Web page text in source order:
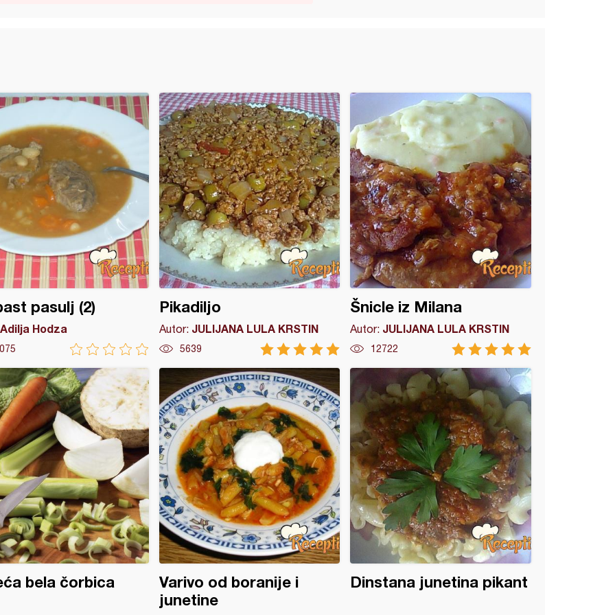
pasulj (2)
Adilja Hodza
Pikadiljo
Autor: JULIJANA LULA KRSTIN
5639
Šnicle iz Milana
Autor: JULIJANA LULA KRSTIN
12722
bela čorbica
Varivo od boranije i
junetine
Dinstana junetina pikant